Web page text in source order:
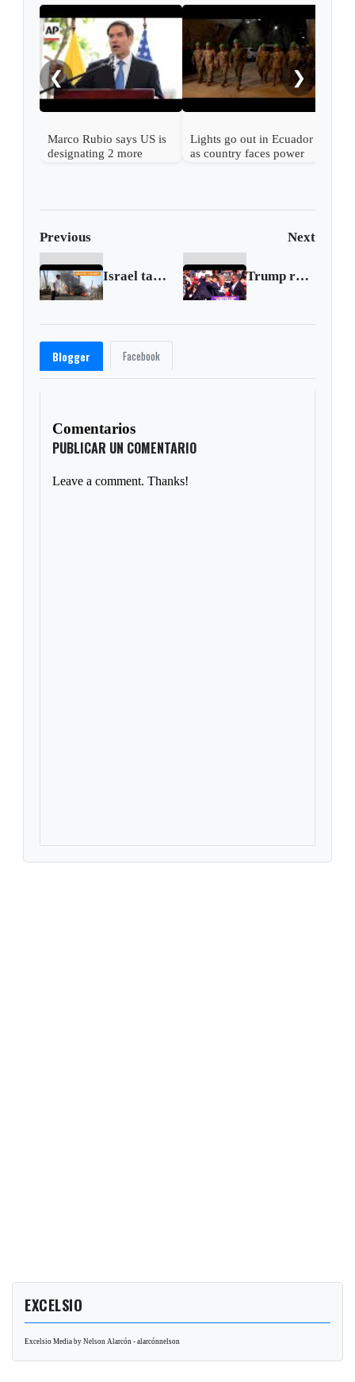
❮
Marco Rubio says US is
designating 2 more
Lights go out in Ecuador
as country faces power
❯
Previous Next
Israel targets Hamas military chief in strike on Khan Younis Trump rushed off stage after shots fired at rally
Blogger Facebook
Comentarios
PUBLICAR UN COMENTARIO
Leave a comment. Thanks!
EXCELSIO
Excelsio Media by Nelson Alarcón - alarcónnelson